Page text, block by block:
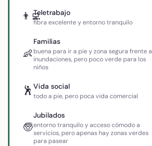
👨‍💻Teletrabajo
fibra excelente y entorno tranquilo
👶
Familias
buena para ir a pie y zona segura frente a
inundaciones, pero poco verde para los
niños
🕺 Vida social
todo a pie, pero poca vida comercial
🧓
Jubilados
entorno tranquilo y acceso cómodo a
servicios, pero apenas hay zonas verdes
para pasear